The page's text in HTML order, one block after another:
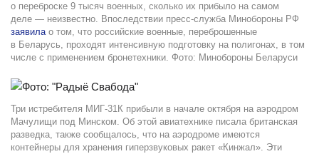
о переброске 9 тысяч военных, сколько их прибыло на самом
деле — неизвестно. Впоследствии пресс-служба Минобороны РФ
заявилао том, что российские военные, переброшенные
в Беларусь, проходят интенсивную подготовку на полигонах, в том
числе с применением бронетехники. Фото: Минобороны Беларуси
Три истребителя МИГ-31К прибыли в начале октября на аэродром
Мачулищи под Минском. Об этой авиатехнике писала британская
разведка, также сообщалось, что на аэродроме имеются
контейнеры для хранения гиперзвуковых ракет «Кинжал». Эти